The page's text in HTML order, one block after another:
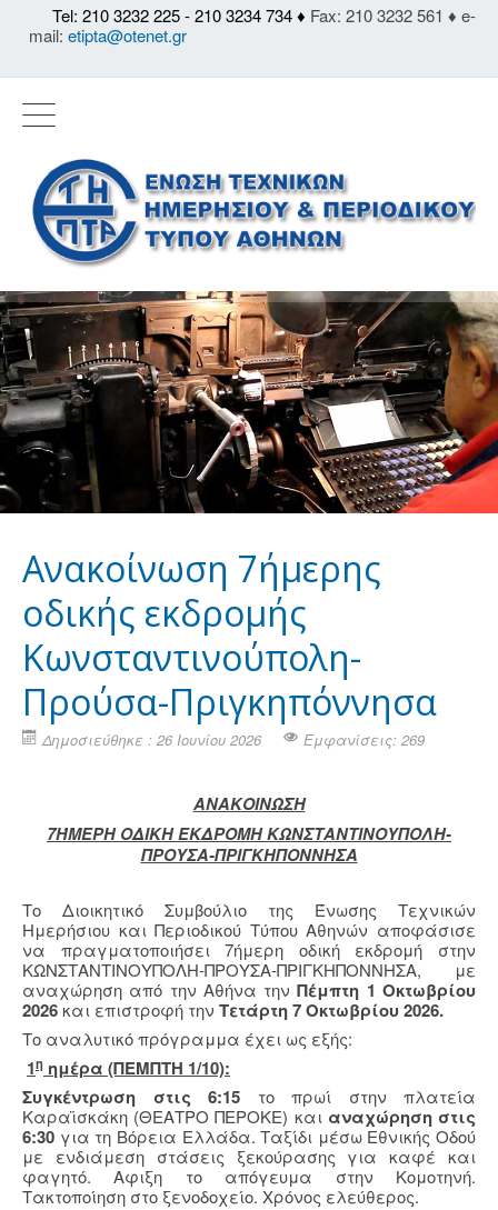
Tel: 210 3232 225 - 210 3234 734 ♦ Fax: 210 3232 561 ♦ e-
mail: etipta@otenet.gr
Ανακοίνωση 7ήμερης
οδικής εκδρομής
Κωνσταντινούπολη-
Προύσα-Πριγκηπόννησα
Δημοσιεύθηκε : 26 Ιουνίου 2026 Εμφανίσεις: 269
ΑΝΑΚΟΙΝΩΣΗ
7ΉΜΕΡΗ ΟΔΙΚΗ ΕΚΔΡΟΜΗ ΚΩΝΣΤΑΝΤΙΝΟΥΠΟΛΗ-
ΠΡΟΥΣΑ-ΠΡΙΓΚΗΠΟΝΝΗΣΑ
Το Διοικητικό Συμβούλιο της Ένωσης Τεχνικών
Ημερήσιου και Περιοδικού Τύπου Αθηνών αποφάσισε
να πραγματοποιήσει 7ήμερη οδική εκδρομή στην
ΚΩΝΣΤΑΝΤΙΝΟΥΠΟΛΗ-ΠΡΟΥΣΑ-ΠΡΙΓΚΗΠΟΝΝΗΣΑ, με
αναχώρηση από την Αθήνα τηνΠέμπτη 1 Οκτωβρίου
2026και επιστροφή την Τετάρτη 7 Οκτωβρίου 2026.
Το αναλυτικό πρόγραμμα έχει ως εξής:
1η ημέρα (ΠΕΜΠΤΗ 1/10):
Συγκέντρωση στις 6:15 το πρωί στην πλατεία
Καραϊσκάκη (ΘΕΑΤΡΟ ΠΕΡΟΚΕ) και αναχώρηση στις
6:30 για τη Βόρεια Ελλάδα. Ταξίδι μέσω Εθνικής Οδού
με ενδιάμεση στάσεις ξεκούρασης για καφέ και
φαγητό. Αφιξη το απόγευμα στην Κομοτηνή.
Τακτοποίηση στο ξενοδοχείο. Χρόνος ελεύθερος.